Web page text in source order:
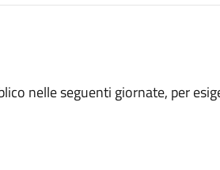
nelle seguenti giornate, per